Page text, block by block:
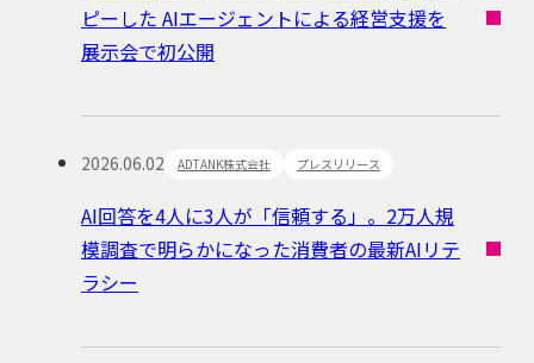
ピーした AIエージェントによる経営支援を
展示会で初公開
2026.06.02 ADTANK株式会社 プレスリリース
AI回答を4人に3人が「信頼する」。2万人規
模調査で明らかになった消費者の最新AIリテ
ラシー